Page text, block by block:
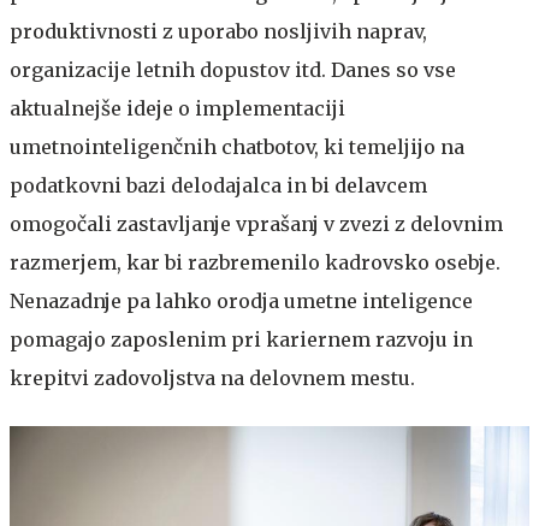
produktivnosti z uporabo nosljivih naprav,
organizacije letnih dopustov itd. Danes so vse
aktualnejše ideje o implementaciji
umetnointeligenčnih chatbotov, ki temeljijo na
podatkovni bazi delodajalca in bi delavcem
omogočali zastavljanje vprašanj v zvezi z delovnim
razmerjem, kar bi razbremenilo kadrovsko osebje.
Nenazadnje pa lahko orodja umetne inteligence
pomagajo zaposlenim pri kariernem razvoju in
krepitvi zadovoljstva na delovnem mestu.